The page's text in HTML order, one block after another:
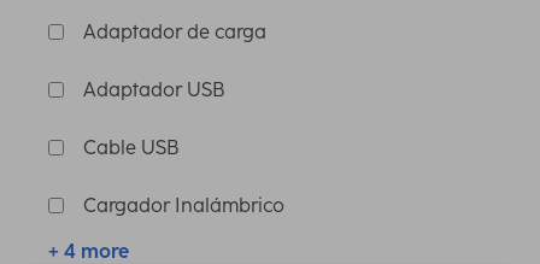
Adaptador de carga
Adaptador USB
Cable USB
Cargador Inalámbrico
+ 4 more